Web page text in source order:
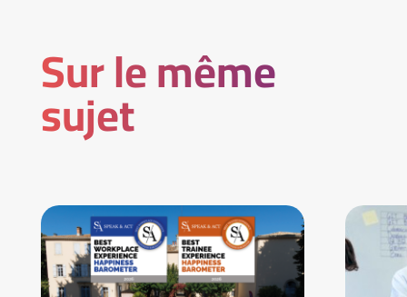
Sur le même
sujet